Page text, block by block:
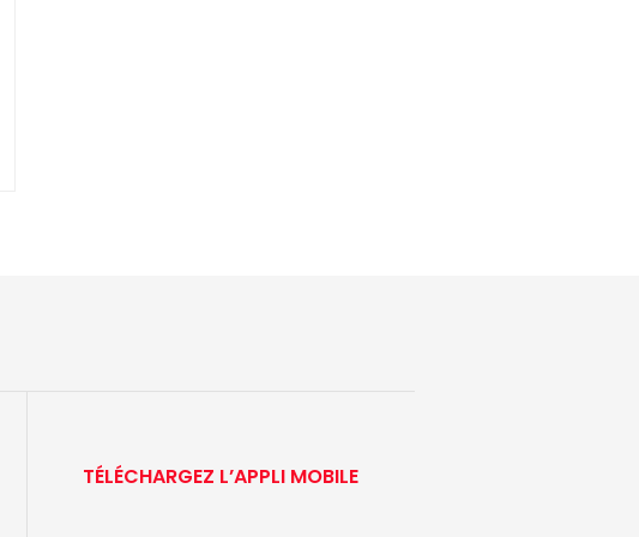
TÉLÉCHARGEZ L’APPLI MOBILE